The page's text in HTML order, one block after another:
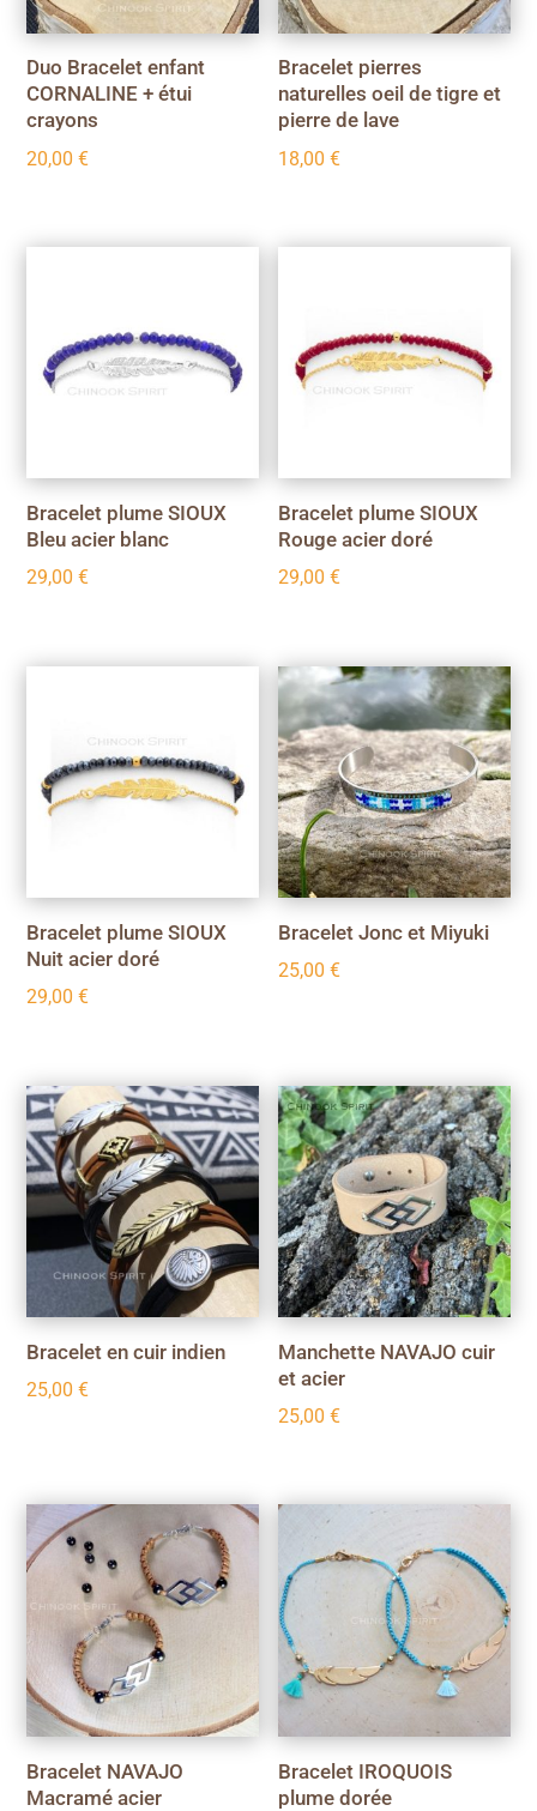
Duo Bracelet enfant
CORNALINE + étui
crayons
20,00€
Bracelet pierres
naturelles oeil de tigre et
pierre de lave
18,00€
Bracelet plume SIOUX
Bleu acier blanc
29,00€
Bracelet plume SIOUX
Rouge acier doré
29,00€
Bracelet plume SIOUX
Nuit acier doré
29,00€
Bracelet Jonc et Miyuki
25,00€
Bracelet en cuir indien
25,00€
Manchette NAVAJO cuir
et acier
25,00€
Bracelet NAVAJO
Macramé acier
Bracelet IROQUOIS
plume dorée